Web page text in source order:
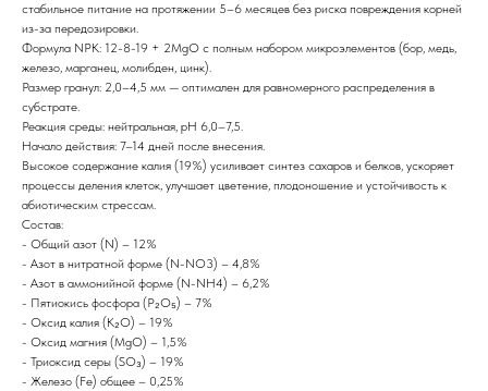
стабильное питание на протяжении 5–6 месяцев без риска повреждения корней
из-за передозировки.
Формула NPK: 12-8-19 + 2MgO с полным набором микроэлементов (бор, медь,
железо, марганец, молибден, цинк).
Размер гранул: 2,0–4,5 мм — оптимален для равномерного распределения в
субстрате.
Реакция среды: нейтральная, pH 6,0–7,5.
Начало действия: 7–14 дней после внесения.
Высокое содержание калия (19%) усиливает синтез сахаров и белков, ускоряет
процессы деления клеток, улучшает цветение, плодоношение и устойчивость к
абиотическим стрессам.
Состав:
- Общий азот (N) – 12%
- Азот в нитратной форме (N-NO3) – 4,8%
- Азот в аммонийной форме (N-NH4) – 6,2%
- Пятиокись фосфора (P₂O₅) – 7%
- Оксид калия (K₂O) – 19%
- Оксид магния (MgO) – 1,5%
- Триоксид серы (SO₃) – 19%
- Железо (Fe) общее – 0,25%